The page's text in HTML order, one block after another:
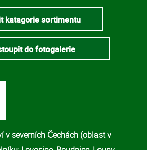
katagorie sortimentu
do fotogalerie
v severních Čechách (oblast v